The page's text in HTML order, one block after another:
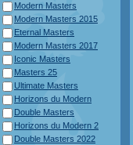
Modern Masters
Modern Masters 2015
Eternal Masters
Modern Masters 2017
Iconic Masters
Masters 25
Ultimate Masters
Horizons du Modern
Double Masters
Horizons du Modern 2
Double Masters 2022